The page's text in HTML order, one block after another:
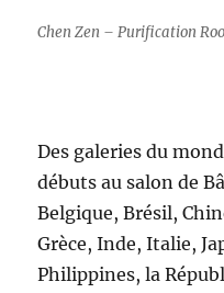
Chen Zen – Purification
Des galeries du
débuts au salon de
Belgique, Brésil,
Grèce, Inde, Italie,
Philippines, la